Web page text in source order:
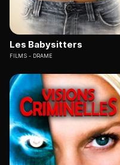
Les Babysitters
FILMS DRAME